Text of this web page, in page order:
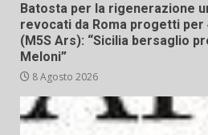
Batosta per la rigenerazione
revocati da Roma progetti per
(M5S Ars): “Sicilia bersaglio
Meloni”
8 Agosto 2026